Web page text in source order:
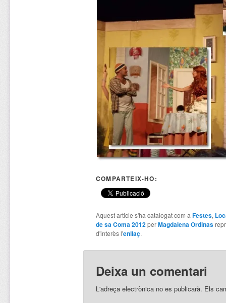
COMPARTEIX-HO:
Aquest article s'ha catalogat com a Festes,
de sa Coma 2012perMagdalena Ordinas
d'interès l'enllaç.
Deixa un comentari
L'adreça electrònica no es publicarà. Els